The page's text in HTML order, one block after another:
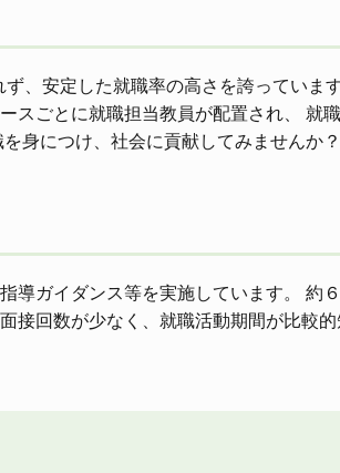
、安定した就職率の高さを誇っていま
スごとに就職担当教員が配置され、 就
身につけ、社会に貢献してみませんか？
導ガイダンス等を実施しています。 約
接回数が少なく、就職活動期間が比較